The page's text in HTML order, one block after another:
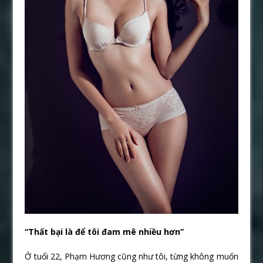
“Thất bại là để tôi đam mê nhiều hơn”
Ở tuổi 22, Phạm Hương cũng như tôi, từng không muốn